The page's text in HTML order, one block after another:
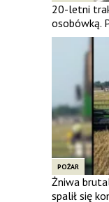
20-letni
osobówką.
POŻAR
Żniwa
spalił się